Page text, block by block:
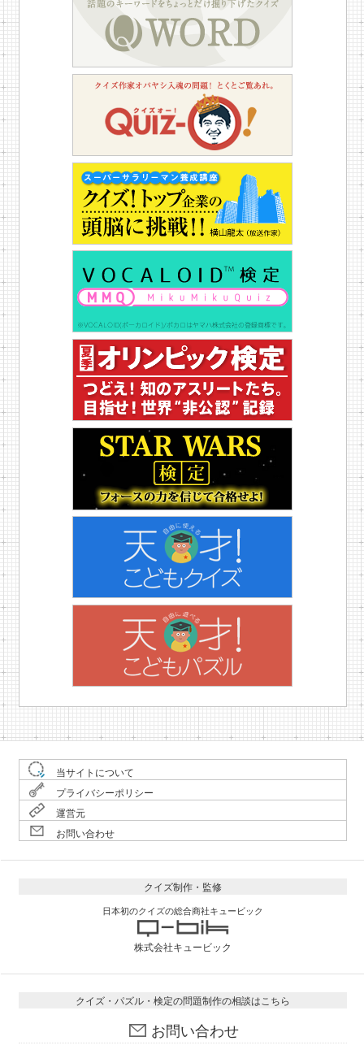
当サイトについて
プライバシーポリシー
運営元
お問い合わせ
クイズ制作・監修
日本初のクイズの総合商社キュービック
株式会社キュービック
クイズ・パズル・検定の問題制作の相談はこちら
お問い合わせ